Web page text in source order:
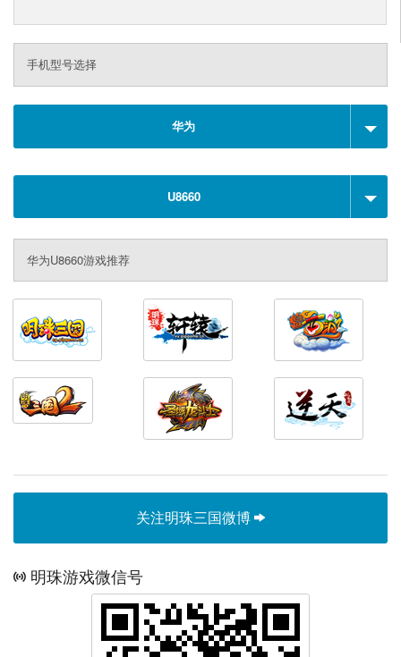
手机型号选择
华为
U8660
华为U8660游戏推荐
关注明珠三国微博
明珠游戏微信号